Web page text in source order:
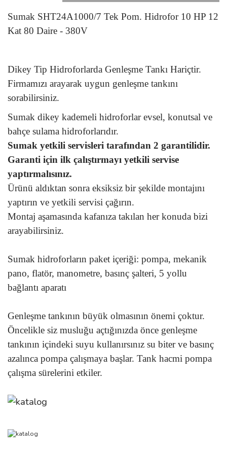
Sumak SHT24A1000/7 Tek Pom. Hidrofor 10 HP 12
Kat 80 Daire - 380V
Dikey Tip Hidroforlarda Genleşme Tankı Hariçtir.
Firmamızı arayarak uygun genleşme tankını
sorabilirsiniz.
Sumak dikey kademeli hidroforlar evsel, konutsal ve
bahçe sulama hidroforlarıdır.
Sumak yetkili servisleri tarafından 2 garantilidir.
Garanti için ilk çalıştırmayı yetkili servise
yaptırmalısınız.
Ürünü aldıktan sonra eksiksiz bir şekilde montajını
yaptırın ve yetkili servisi çağırın.
Montaj aşamasında kafanıza takılan her konuda bizi
arayabilirsiniz.
Sumak hidroforların paket içeriği: pompa, mekanik
pano, flatör, manometre, basınç şalteri, 5 yollu
bağlantı aparatı
Genleşme tankının büyük olmasının önemi çoktur.
Öncelikle siz musluğu açtığınızda önce genleşme
tankının içindeki suyu kullanırsınız su biter ve basınç
azalınca pompa çalışmaya başlar. Tank hacmi pompa
çalışma sürelerini etkiler.